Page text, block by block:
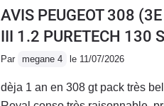
AVIS PEUGEOT 308
III 1.2 PURETECH 130
Par megane 4 le 11/07/2026
dèja 1 an en 308 gt pack très